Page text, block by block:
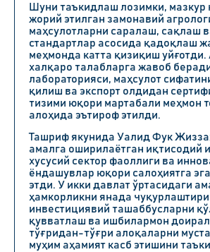
Шуни таъкидлаш лозимки, мазкур
жорий этилган замонавий
маҳсулотларни саралаш, сақлаш
стандартлар асосида қадоқлаш
меҳмонда катта қизиқиш уйғотди.
халқаро талабларга жавоб
лабораторияси, маҳсулот
қилиш ва экспорт олдидан
тизими юқори мартабали меҳмон
алоҳида эътироф этилди.
Ташриф якунида Уалид Фук
амалга оширилаётган иқтисодий
хусусий сектор фаоллиги ва
ёндашувлар юқори салоҳиятга
этди. У икки давлат ўртасидаги
ҳамкорликни янада
инвестициявий ташаббусларни
қувватлаш ва ишбилармон
тўғридан-тўғри алоқаларни
муҳим аҳамият касб этишини